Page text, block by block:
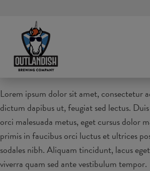
Lorem ipsum dolor sit amet, consectetur
dictum dapibus ut, feugiat sed lectus.
orci malesuada metus, eget cursus dolor
primis in faucibus orci luctus et ultrices
sodales nibh. Aliquam tincidunt, lacus
viverra quam sed ante vestibulum tempor.